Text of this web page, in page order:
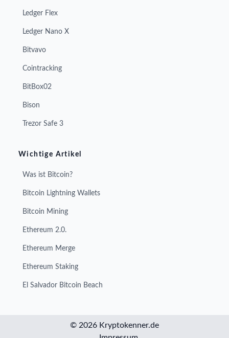
Ledger Flex
Ledger Nano X
Bitvavo
Cointracking
BitBox02
Bison
Trezor Safe 3
Wichtige Artikel
Was ist Bitcoin?
Bitcoin Lightning Wallets
Bitcoin Mining
Ethereum 2.0.
Ethereum Merge
Ethereum Staking
El Salvador Bitcoin Beach
© 2026 Kryptokenner.de